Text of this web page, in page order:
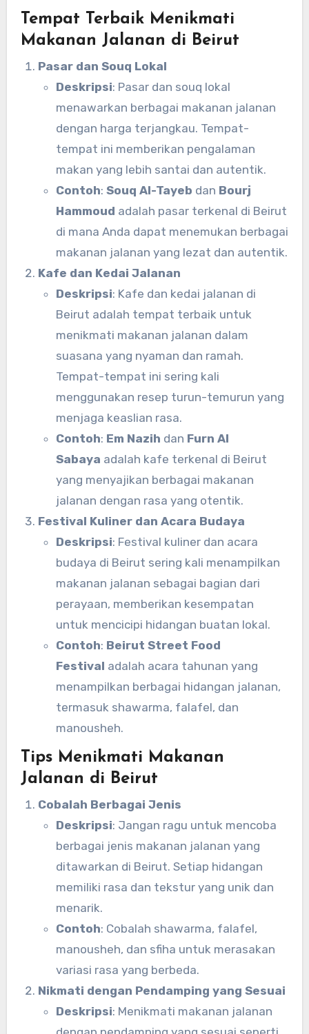
Tempat Terbaik Menikmati
Makanan Jalanan di Beirut
Pasar dan Souq Lokal
Deskripsi: Pasar dan souq lokal
menawarkan berbagai makanan jalanan
dengan harga terjangkau. Tempat-
tempat ini memberikan pengalaman
makan yang lebih santai dan autentik.
Contoh: Souq Al-Tayeb dan Bourj
Hammoud adalah pasar terkenal di Beirut
di mana Anda dapat menemukan berbagai
makanan jalanan yang lezat dan autentik.
Kafe dan Kedai Jalanan
Deskripsi: Kafe dan kedai jalanan di
Beirut adalah tempat terbaik untuk
menikmati makanan jalanan dalam
suasana yang nyaman dan ramah.
Tempat-tempat ini sering kali
menggunakan resep turun-temurun yang
menjaga keaslian rasa.
Contoh: Em Nazih dan Furn Al
Sabaya adalah kafe terkenal di Beirut
yang menyajikan berbagai makanan
jalanan dengan rasa yang otentik.
Festival Kuliner dan Acara Budaya
Deskripsi: Festival kuliner dan acara
budaya di Beirut sering kali menampilkan
makanan jalanan sebagai bagian dari
perayaan, memberikan kesempatan
untuk mencicipi hidangan buatan lokal.
Contoh: Beirut Street Food
Festival adalah acara tahunan yang
menampilkan berbagai hidangan jalanan,
termasuk shawarma, falafel, dan
manousheh.
Tips Menikmati Makanan
Jalanan di Beirut
Cobalah Berbagai Jenis
Deskripsi: Jangan ragu untuk mencoba
berbagai jenis makanan jalanan yang
ditawarkan di Beirut. Setiap hidangan
memiliki rasa dan tekstur yang unik dan
menarik.
Contoh: Cobalah shawarma, falafel,
manousheh, dan sfiha untuk merasakan
variasi rasa yang berbeda.
Nikmati dengan Pendamping yang Sesuai
Deskripsi: Menikmati makanan jalanan